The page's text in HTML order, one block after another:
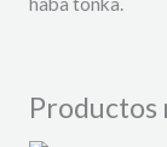
Productos